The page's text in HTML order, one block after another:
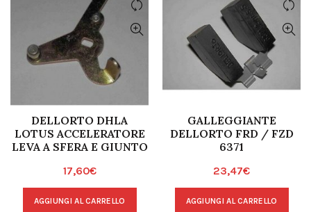
DELLORTO DHLA
LOTUS ACCELERATORE
LEVA A SFERA E GIUNTO
17,60€
AGGIUNGI AL CARRELLO
GALLEGGIANTE
DELLORTO FRD / FZD
6371
23,47€
AGGIUNGI AL CARRELLO